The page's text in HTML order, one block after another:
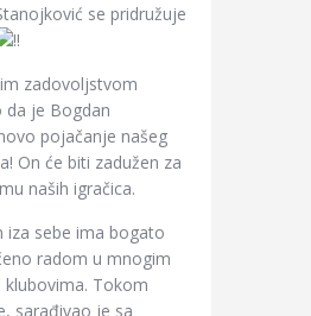
se pridružuje
zadovoljstvom
da je Bogdan
pojačanje našeg
On će biti zadužen za
naših igračica.
iza sebe ima bogato
radom u mnogim
Tokom
sarađivao je sa